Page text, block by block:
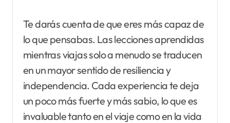
Te darás cuenta de que eres más capaz de
lo que pensabas. Las lecciones aprendidas
mientras viajas solo a menudo se traducen
en un mayor sentido de resiliencia y
independencia. Cada experiencia te deja
un poco más fuerte y más sabio, lo que es
invaluable tanto en el viaje como en la vida